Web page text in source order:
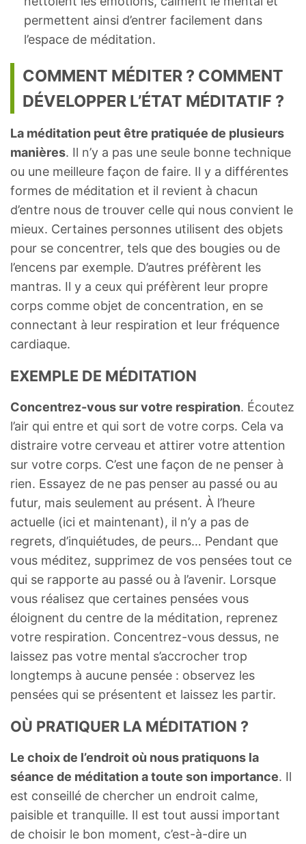
permettent ainsi d’entrer facilement dans
l’espace de méditation.
COMMENT MÉDITER ? COMMENT
DÉVELOPPER L’ÉTAT MÉDITATIF ?
La méditation peut être pratiquée de plusieurs
manières. Il n’y a pas une seule bonne technique
ou une meilleure façon de faire. Il y a différentes
formes de méditation et il revient à chacun
d’entre nous de trouver celle qui nous convient le
mieux. Certaines personnes utilisent des objets
pour se concentrer, tels que des bougies ou de
l’encens par exemple. D’autres préfèrent les
mantras. Il y a ceux qui préfèrent leur propre
corps comme objet de concentration, en se
connectant à leur respiration et leur fréquence
cardiaque.
EXEMPLE DE MÉDITATION
Concentrez-vous sur votre respiration. Écoutez
l’air qui entre et qui sort de votre corps. Cela va
distraire votre cerveau et attirer votre attention
sur votre corps. C’est une façon de ne penser à
rien. Essayez de ne pas penser au passé ou au
futur, mais seulement au présent. À l’heure
actuelle (ici et maintenant), il n’y a pas de
regrets, d’inquiétudes, de peurs… Pendant que
vous méditez, supprimez de vos pensées tout ce
qui se rapporte au passé ou à l’avenir. Lorsque
vous réalisez que certaines pensées vous
éloignent du centre de la méditation, reprenez
votre respiration. Concentrez-vous dessus, ne
laissez pas votre mental s’accrocher trop
longtemps à aucune pensée : observez les
pensées qui se présentent et laissez les partir.
OÙ PRATIQUER LA MÉDITATION ?
Le choix de l’endroit où nous pratiquons la
séance de méditation a toute son importance. Il
est conseillé de chercher un endroit calme,
paisible et tranquille. Il est tout aussi important
de choisir le bon moment, c’est-à-dire un